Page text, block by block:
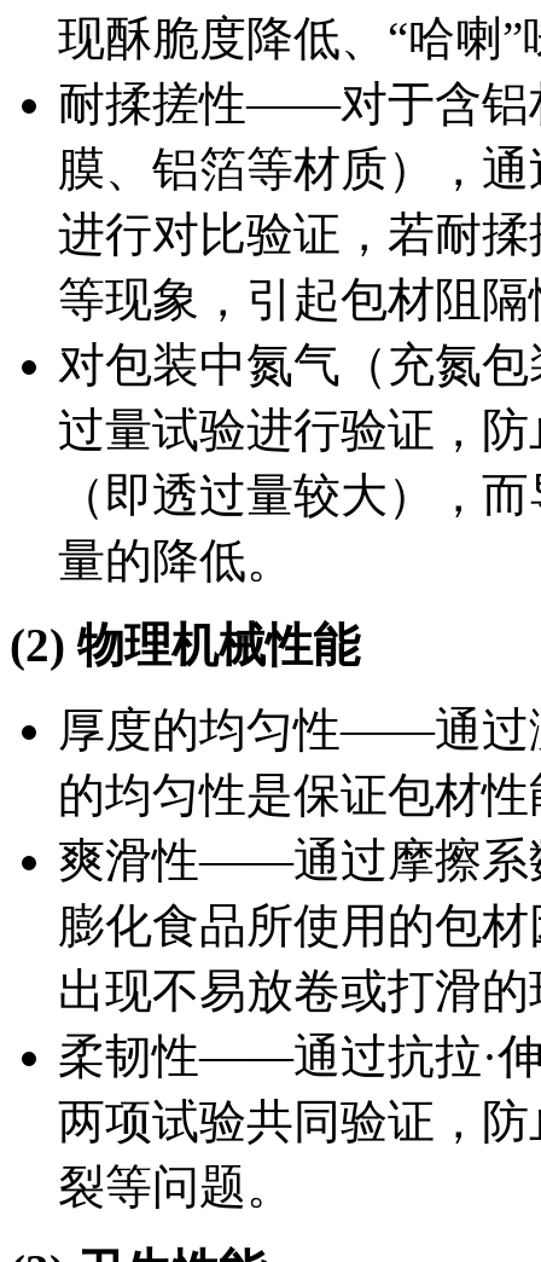
现酥脆度降低、“哈喇
耐揉搓性——对于含铝
膜、铝箔等材质），
进行对比验证，若耐
等现象，引起包材阻
对包装中氮气（充氮
过量试验进行验证，
（即透过量较大），
量的降低。
(2) 物理机械性能
厚度的均匀性——通过
的均匀性是保证包材
爽滑性——通过摩擦系
膨化食品所使用的包
出现不易放卷或打滑
柔韧性——通过抗拉·
两项试验共同验证，
裂等问题。